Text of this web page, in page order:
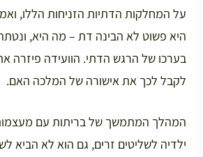
על המחלקות הדתיות הזניחות הללו,
היא פשוט לא הבינה דת – מה היא,
בערכו של הרגש הדתי. הוועידה פיזרה
לקבל לכך את אישורה של המלכה האם.
המהלך המתמשך של בריתות עם
ילדיה לשליטים זרים, גם הוא לא הביא